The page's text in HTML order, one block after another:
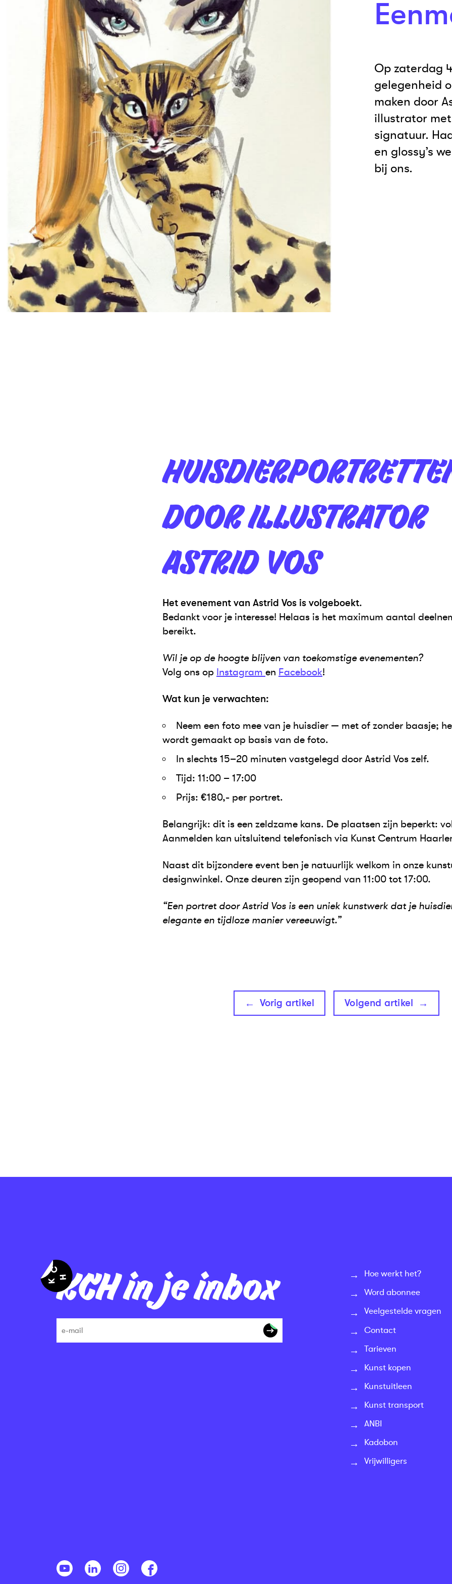
Op zaterdag
gelegenheid
maken door
illustrator
signatuur.
en glossy’s
bij ons.
DOOR ILLUSTRATOR
ASTRID VOS
Het evenement van Astrid Vos is volgeboekt.
Bedankt voor je interesse! Helaas is het maximum aantal
bereikt.
Wil je op de hoogte blijven van toekomstige evenementen?
Volg ons op Instagram en Facebook!
Wat kun je verwachten:
Neem een foto mee van je huisdier — met of zonder baasje;
wordt gemaakt op basis van de foto.
In slechts 15–20 minuten vastgelegd door Astrid Vos zelf.
Tijd: 11:00 – 17:00
Prijs: €180,- per portret.
Belangrijk: dit is een zeldzame kans. De plaatsen zijn beperkt:
Aanmelden kan uitsluitend telefonisch via Kunst Centrum
Naast dit bijzondere event ben je natuurlijk welkom in onze
designwinkel. Onze deuren zijn geopend van 11:00 tot 17:00.
“Een portret door Astrid Vos is een uniek kunstwerk dat je
elegante en tijdloze manier vereeuwigt.”
Vorig artikel Volgend artikel
KCH in je inbox
Hoe werkt het?
Word abonnee
Veelgestelde vragen
Contact
Tarieven
Kunst kopen
Kunstuitleen
Kunst transport
ANBI
Kadobon
Vrijwilligers